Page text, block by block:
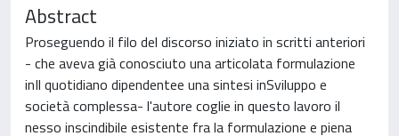
Abstract
Proseguendo il filo del discorso iniziato in scritti anteriori
- che aveva già conosciuto una articolata formulazione
inIl quotidiano dipendentee una sintesi inSviluppo e
società complessa- l'autore coglie in questo lavoro il
nesso inscindibile esistente fra la formulazione e piena